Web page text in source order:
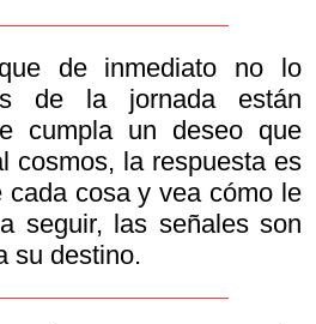
de inmediato no lo
de la jornada están
cumpla un deseo que
cosmos, la respuesta es
cada cosa y vea cómo le
seguir, las señales son
su destino.